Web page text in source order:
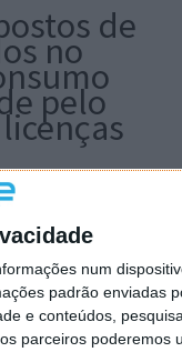
num
padrão enviadas
e conteúdos,
parceiros poderemos
de
no
pelo